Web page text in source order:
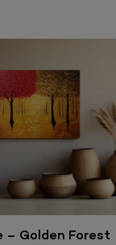
Warenkorb
– Golden Forest